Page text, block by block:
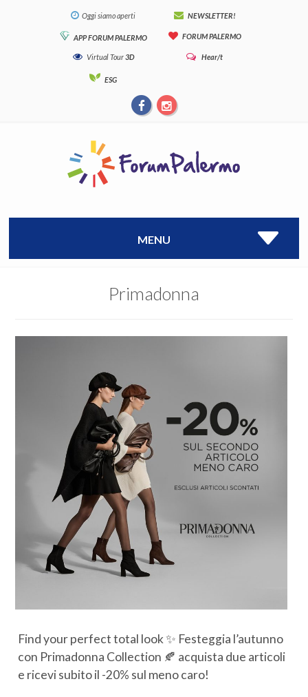
Oggi siamo aperti NEWSLETTER!
APP FORUM PALERMO FORUM PALERMO
Virtual Tour3D Hear/t
ESG
MENU
Primadonna
Find your perfect total look ✨ Festeggia l’autunno
con Primadonna Collection 🍂 acquista due articoli
e ricevi subito il -20% sul meno caro!